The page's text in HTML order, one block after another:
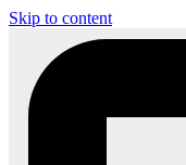
Skip to content